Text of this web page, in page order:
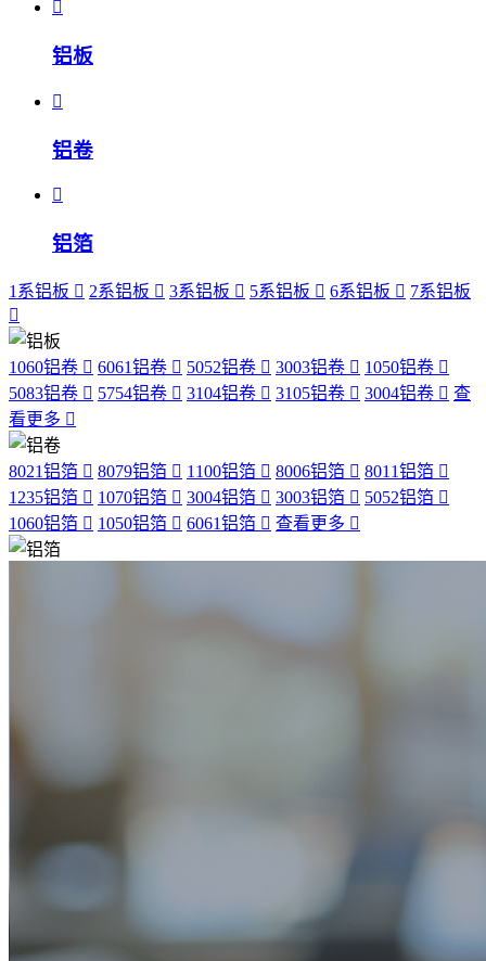
铝板
铝卷
铝箔
1系铝板 2系铝板 3系铝板 5系铝板 6系铝板 7系铝板
1060铝卷 6061铝卷 5052铝卷 3003铝卷
1050铝卷
5083铝卷
5754铝卷 3104铝卷 3105铝卷 3004铝卷
查
看更多
8021铝箔 8079铝箔 1100铝箔 8006铝箔
8011铝箔
1235铝箔
1070铝箔 3004铝箔 3003铝箔
5052铝箔
1060铝箔
1050铝箔 6061铝箔 查看更多